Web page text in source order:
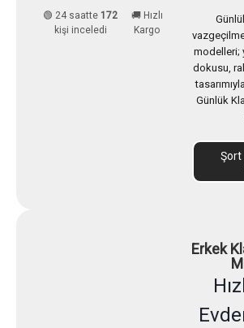
🟢 24 saatte 172
kişi inceledi
🚚 Hızlı
Kargo
modelleri;
dokusu,
Günlük
Şort
Erkek